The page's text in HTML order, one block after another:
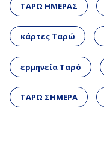
ΤΑΡΩ ΗΜΕΡΑΣ
κάρτες Ταρώ
ερμηνεία Ταρό
ΤΑΡΩ ΣΗΜΕΡΑ